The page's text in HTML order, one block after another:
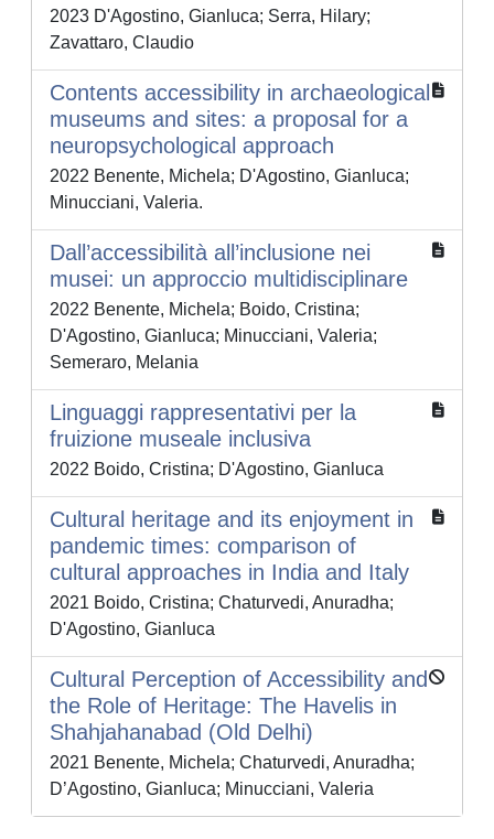
2023 D'Agostino, Gianluca; Serra, Hilary;
Zavattaro, Claudio
Contents accessibility in archaeological
museums and sites: a proposal for a
neuropsychological approach
2022 Benente, Michela; D'Agostino, Gianluca;
Minucciani, Valeria.
Dall’accessibilità all’inclusione nei
musei: un approccio multidisciplinare
2022 Benente, Michela; Boido, Cristina;
D'Agostino, Gianluca; Minucciani, Valeria;
Semeraro, Melania
Linguaggi rappresentativi per la
fruizione museale inclusiva
2022 Boido, Cristina; D'Agostino, Gianluca
Cultural heritage and its enjoyment in
pandemic times: comparison of
cultural approaches in India and Italy
2021 Boido, Cristina; Chaturvedi, Anuradha;
D'Agostino, Gianluca
Cultural Perception of Accessibility and
the Role of Heritage: The Havelis in
Shahjahanabad (Old Delhi)
2021 Benente, Michela; Chaturvedi, Anuradha;
D’Agostino, Gianluca; Minucciani, Valeria